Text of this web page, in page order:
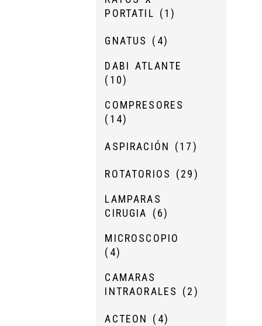
PORTATIL (1)
GNATUS (4)
DABI ATLANTE
(10)
COMPRESORES
(14)
ASPIRACIÓN (17)
ROTATORIOS (29)
LAMPARAS
CIRUGIA (6)
MICROSCOPIO
(4)
CAMARAS
INTRAORALES (2)
ACTEON (4)